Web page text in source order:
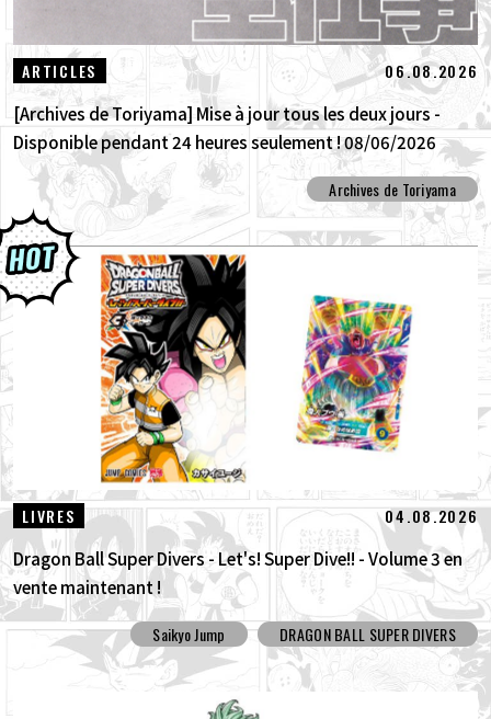
ARTICLES 06.08.2026
[Archives de Toriyama] Mise à jour tous les deux jours -
Disponible pendant 24 heures seulement ! 08/06/2026
Archives de Toriyama
LIVRES 04.08.2026
Dragon Ball Super Divers - Let's! Super Dive!! - Volume 3 en
vente maintenant !
Saikyo Jump DRAGON BALL SUPER DIVERS